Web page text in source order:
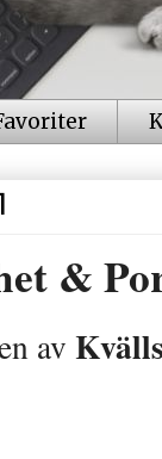
&
av